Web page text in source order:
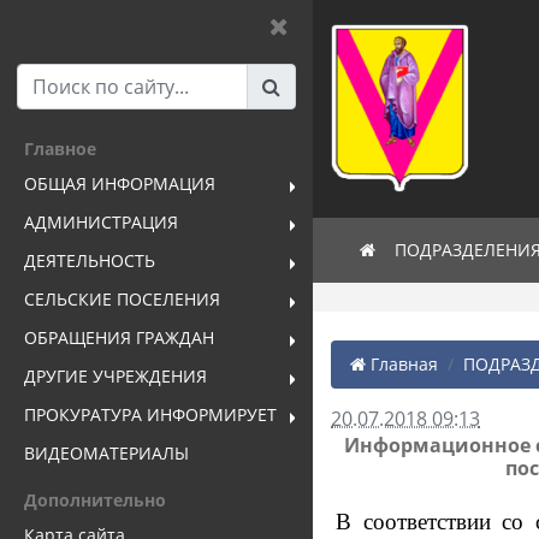
Главное
ОБЩАЯ ИНФОРМАЦИЯ
АДМИНИСТРАЦИЯ
ДЕЯТЕЛЬНОСТЬ
СЕЛЬСКИЕ ПОСЕЛЕНИЯ
ОБРАЩЕНИЯ ГРАЖДАН
ДРУГИЕ УЧРЕЖДЕНИЯ
ПРОКУРАТУРА ИНФОРМИРУЕТ
ВИДЕОМАТЕРИАЛЫ
Дополнительно
Главная
20.07.2018 09:13
Информационное
В соответствии